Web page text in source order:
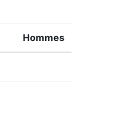
Hommes